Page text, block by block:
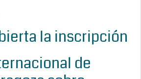
la inscripción
de